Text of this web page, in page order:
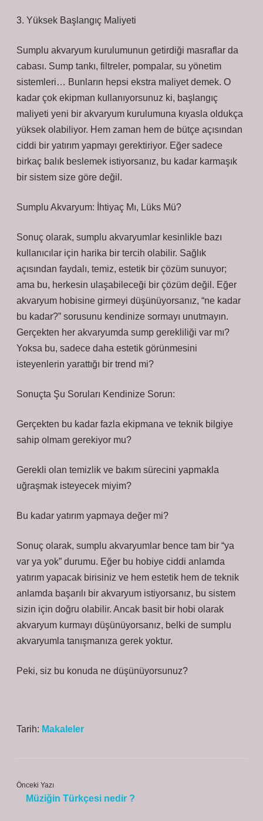
3. Yüksek Başlangıç Maliyeti
Sumplu akvaryum kurulumunun getirdiği masraflar da
cabası. Sump tankı, filtreler, pompalar, su yönetim
sistemleri… Bunların hepsi ekstra maliyet demek. O
kadar çok ekipman kullanıyorsunuz ki, başlangıç
maliyeti yeni bir akvaryum kurulumuna kıyasla oldukça
yüksek olabiliyor. Hem zaman hem de bütçe açısından
ciddi bir yatırım yapmayı gerektiriyor. Eğer sadece
birkaç balık beslemek istiyorsanız, bu kadar karmaşık
bir sistem size göre değil.
Sumplu Akvaryum: İhtiyaç Mı, Lüks Mü?
Sonuç olarak, sumplu akvaryumlar kesinlikle bazı
kullanıcılar için harika bir tercih olabilir. Sağlık
açısından faydalı, temiz, estetik bir çözüm sunuyor;
ama bu, herkesin ulaşabileceği bir çözüm değil. Eğer
akvaryum hobisine girmeyi düşünüyorsanız, “ne kadar
bu kadar?” sorusunu kendinize sormayı unutmayın.
Gerçekten her akvaryumda sump gerekliliği var mı?
Yoksa bu, sadece daha estetik görünmesini
isteyenlerin yarattığı bir trend mi?
Sonuçta Şu Soruları Kendinize Sorun:
Gerçekten bu kadar fazla ekipmana ve teknik bilgiye
sahip olmam gerekiyor mu?
Gerekli olan temizlik ve bakım sürecini yapmakla
uğraşmak isteyecek miyim?
Bu kadar yatırım yapmaya değer mi?
Sonuç olarak, sumplu akvaryumlar bence tam bir “ya
var ya yok” durumu. Eğer bu hobiye ciddi anlamda
yatırım yapacak birisiniz ve hem estetik hem de teknik
anlamda başarılı bir akvaryum istiyorsanız, bu sistem
sizin için doğru olabilir. Ancak basit bir hobi olarak
akvaryum kurmayı düşünüyorsanız, belki de sumplu
akvaryumla tanışmanıza gerek yoktur.
Peki, siz bu konuda ne düşünüyorsunuz?
Tarih: Makaleler
Önceki Yazı
Müziğin Türkçesi nedir ?